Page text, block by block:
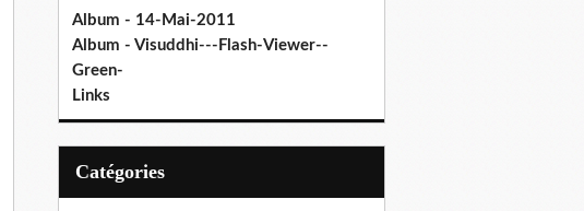
Album - 14-Mai-2011
Album - Visuddhi---Flash-Viewer--
Green-
Links
Catégories